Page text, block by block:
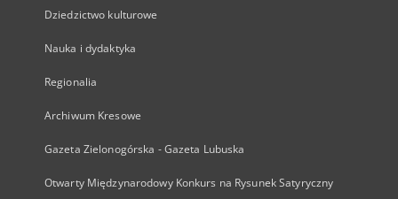
Dziedzictwo kulturowe
Nauka i dydaktyka
Regionalia
Archiwum Kresowe
Gazeta Zielonogórska - Gazeta Lubuska
Otwarty Międzynarodowy Konkurs na Rysunek Satyryczny